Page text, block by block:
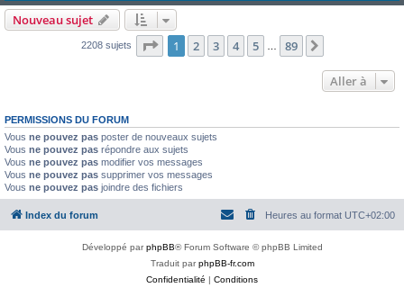
Nouveau sujet
2208 sujets Page 1sur89
1 2 3 4 5 89
Aller à
PERMISSIONS DU FORUM
Vous ne pouvez pas poster de nouveaux sujets
Vous ne pouvez pas répondre aux sujets
Vous ne pouvez pas modifier vos messages
Vous ne pouvez pas supprimer vos messages
Vous ne pouvez pas joindre des fichiers
Index du forum Heures au format UTC+02:00
Développé parphpBB® Forum Software © phpBB Limited
Traduit parphpBB-fr.com
Confidentialité | Conditions